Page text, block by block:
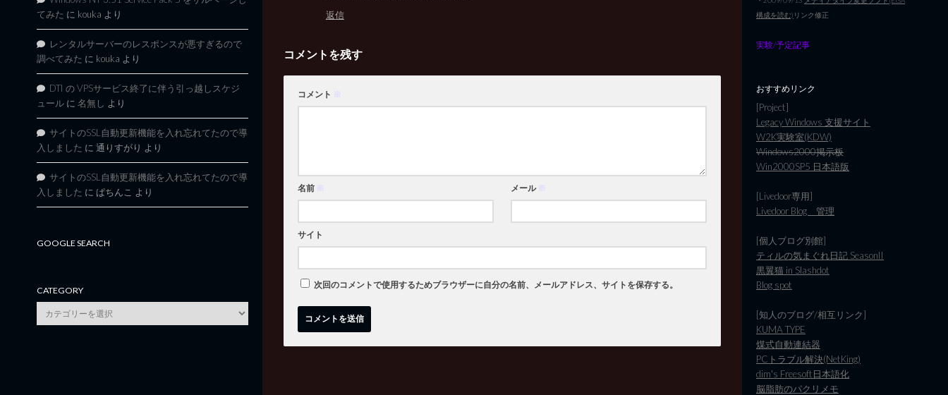
返信
コメントを残す
コメント ※
名前 ※ メール ※
サイト
次回のコメントで使用するためブラウザーに自分の名前、メールアドレス、サイトを保存する。
てみた に kouka より
レンタルサーバーのレスポンスが悪すぎるので
調べてみた に kouka より
DTI の VPSサービス終了に伴う引っ越しスケジ
ュール に 名無し より
サイトのSSL自動更新機能を入れ忘れてたので導
入しました に 通りすがり より
サイトのSSL自動更新機能を入れ忘れてたので導
入しました に ぱちんこ より
GOOGLE SEARCH
CATEGORY
category
構成を読む) リンク修正
実験/予定記事
おすすめリンク
[Project]
Legacy Windows 支援サイト
W2K実験室(KDW)
Windows2000掲示板
Win2000SP5 日本語版
[Livedoor専用]
Livedoor Blog 管理
[個人ブログ別館]
ティルの気まぐれ日記 SeasonII
黒翼猫 in Slashdot
Blog spot
[知人のブログ/相互リンク]
KUMA TYPE
煤式自動連結器
PCトラブル解決(NetKing)
dim's Freesoft日本語化
脳脂肪のパクリメモ